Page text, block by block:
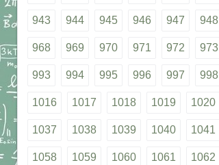
943 944 945 946 947 948
968 969 970 971 972 973
993 994 995 996 997 998
1016 1017 1018 1019 1020
1037 1038 1039 1040 1041
1058 1059 1060 1061 1062